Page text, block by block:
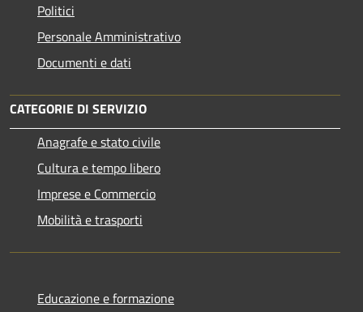
Politici
Personale Amministrativo
Documenti e dati
CATEGORIE DI SERVIZIO
Anagrafe e stato civile
Cultura e tempo libero
Imprese e Commercio
Mobilità e trasporti
Educazione e formazione